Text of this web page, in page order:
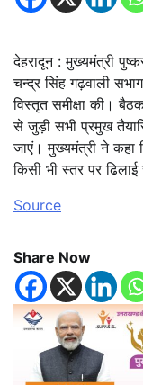
देहरादून : मुख्यमंत्री
चन्द्र सिंह गढ़वाली
विस्तृत समीक्षा की।
से जुड़ी सभी प्रमुख
जाएं। मुख्यमंत्री ने कहा
किसी भी स्तर पर
Source
Share Now